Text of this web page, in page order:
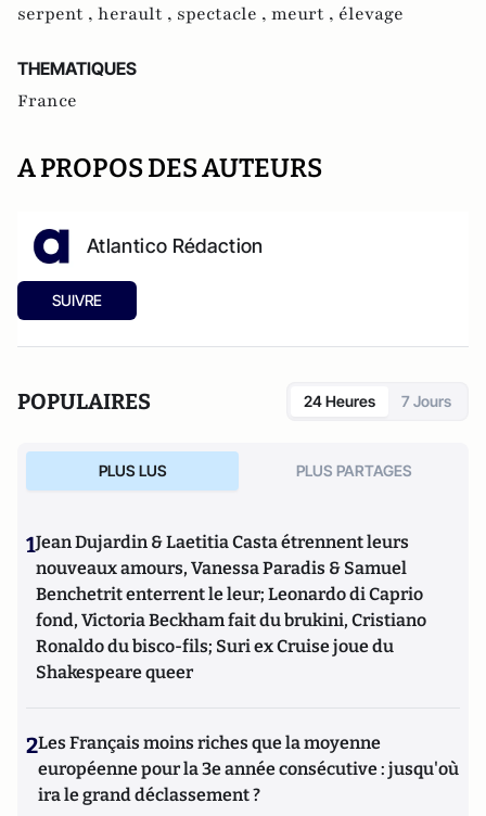
serpent , herault , spectacle , meurt , élevage
THEMATIQUES
France
A PROPOS DES AUTEURS
Atlantico Rédaction
SUIVRE
POPULAIRES 24 Heures 7 Jours
PLUS LUS PLUS PARTAGES
1Jean Dujardin & Laetitia Casta étrennent leurs
nouveaux amours, Vanessa Paradis & Samuel
Benchetrit enterrent le leur; Leonardo di Caprio
fond, Victoria Beckham fait du brukini, Cristiano
Ronaldo du bisco-fils; Suri ex Cruise joue du
Shakespeare queer
2Les Français moins riches que la moyenne
européenne pour la 3e année consécutive : jusqu'où
ira le grand déclassement ?